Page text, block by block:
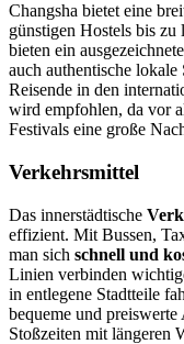
Changsha bietet eine
günstigen Hostels bis
bieten ein
auch authentische
Reisende in den
wird empfohlen, da vor
Festivals eine große
Verkehrsmittel
Das innerstädtische
effizient. Mit Bussen,
man sich schnell und
Linien verbinden
in entlegene Stadtteile
bequeme und
Stoßzeiten mit längeren